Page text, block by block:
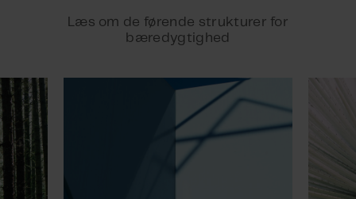
Læs om de førende strukturer for
bæredygtighed